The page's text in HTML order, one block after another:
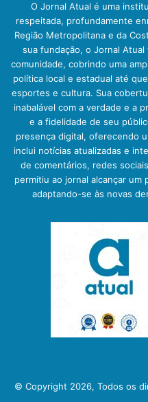
O Jornal Atual é uma
respeitada, profundamente
Região Metropolitana e da
sua fundação, o Jornal
comunidade, cobrindo uma
política local e estadual até
esportes e cultura. Sua
inabalável com a verdade e a
e a fidelidade de seu
presença digital, oferecendo
inclui notícias atualizadas e
de comentários, redes
permitiu ao jornal alcançar um
adaptando-se às novas
© Copyright 2026, Todos os